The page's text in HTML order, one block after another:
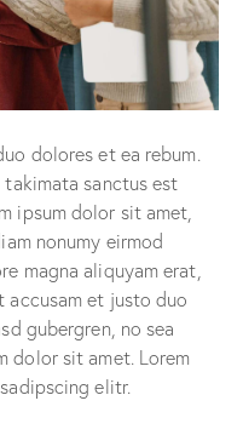
dolores et ea rebum.
sanctus est
ipsum dolor sit amet,
nonumy eirmod
magna aliquyam erat,
accusam et justo duo
gubergren, no sea
dolor sit amet. Lorem
elitr.